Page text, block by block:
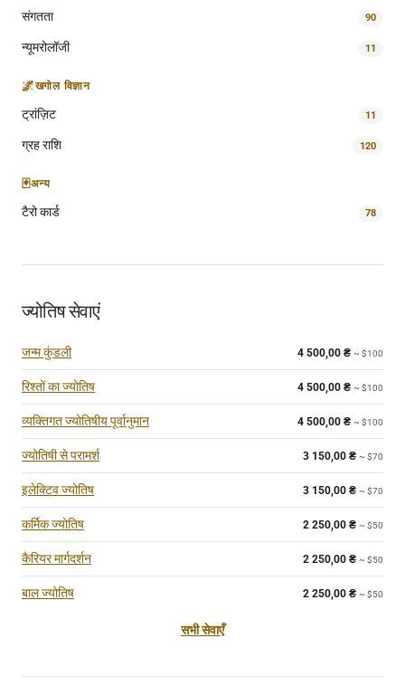
संगतता 90
न्यूमरोलॉजी 11
🌌खगोल विज्ञान
ट्रांज़िट 11
ग्रह राशि 120
🃏अन्य
टैरो कार्ड 78
ज्योतिष सेवाएं
जन्म कुंडली 4 500,00 ₴ ~ $100
रिश्तों का ज्योतिष 4 500,00 ₴ ~ $100
व्यक्तिगत ज्योतिषीय पूर्वानुमान 4 500,00 ₴ ~ $100
ज्योतिषी से परामर्श 3 150,00 ₴ ~ $70
इलेक्टिव ज्योतिष 3 150,00 ₴ ~ $70
कर्मिक ज्योतिष 2 250,00 ₴ ~ $50
कैरियर मार्गदर्शन 2 250,00 ₴ ~ $50
बाल ज्योतिष 2 250,00 ₴ ~ $50
सभी सेवाएँ